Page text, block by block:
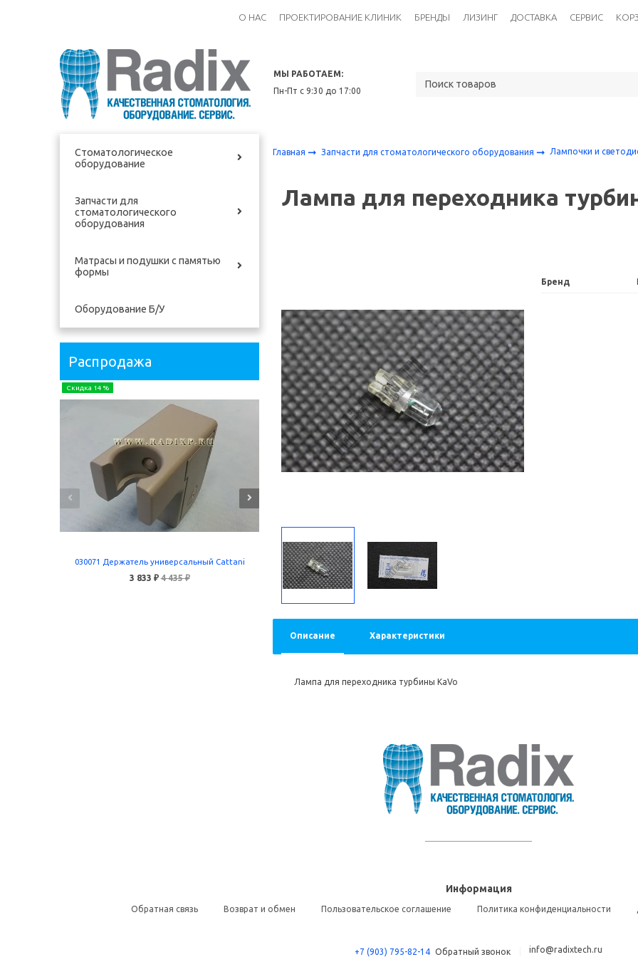
О НАС ПРОЕКТИРОВАНИЕ КЛИНИК БРЕНДЫ ЛИЗИНГ ДОСТАВКА СЕРВИС
МЫ РАБОТАЕМ:
Пн-Пт с 9:30 до 17:00
Стоматологическое
оборудование
Запчасти для
стоматологического
оборудования
Матрасы и подушки с памятью
формы
Оборудование Б/У
Распродажа
Скидка 14 %
030071 Держатель универсальный Cattani
3 833 ₽ 4 435 ₽
Скидка 24 %
5055 6/4 Соединительная розетка (М)
1 109 ₽ 1 456 ₽
Скидка 24 %
Главная Запчасти для стоматологического оборудования Лампочки и
Лампа для переходника
Бренд
Описание Характеристики
Лампа для переходника турбины KaVo
Информация
Обратная связь Возврат и обмен Пользовательское соглашение Политика конфиденциальности
+7 (903) 795-82-14 Обратный звонок info@radixtech.ru